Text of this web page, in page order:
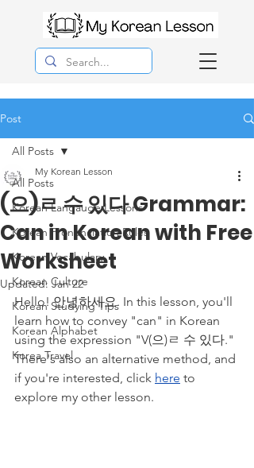
Post
All Posts
Korean Langauge Lessons
Korean Pronunciation Rules
Korean Vocabulary
Korean Culture
Korean Studying Tips
Korean Alphabet
Korea Travel
All Posts
(으)ㄹ 수 있다 Grammar:
Can in Korean with Free
Worksheet
My Korean Lesson
Updated:Jan 22
Hello! 안녕하세요. In this lesson, you'll
learn how to convey "can" in Korean
using the expression "V(으)ㄹ 수 있다."
There's also an alternative method, and
if you're interested, click here to
explore my other lesson.